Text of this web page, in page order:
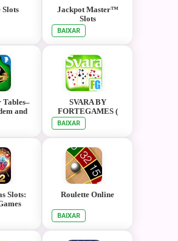
Slots
Jackpot Master™
Slots
BAIXAR
Tables–
and
SVARA BY
FORTEGAMES (
SVARKA )
BAIXAR
Slots:
Roulette Online
BAIXAR